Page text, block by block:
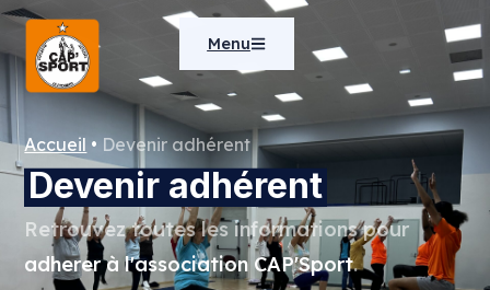
Menu
Accueil • Devenir adhérent
Devenir adhérent
Retrouvez toutes les informations pour
adherer à l'association CAP'Sport.